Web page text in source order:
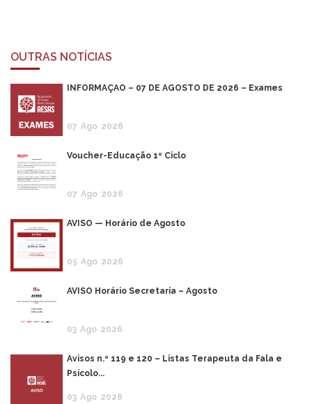
OUTRAS NOTÍCIAS
INFORMAÇÃO – 07 DE AGOSTO DE 2026 – Exames
07 Ago 2026
Voucher-Educação 1º Ciclo
07 Ago 2026
AVISO — Horário de Agosto
05 Ago 2026
AVISO Horário Secretaria – Agosto
03 Ago 2026
Avisos n.º 119 e 120 – Listas Terapeuta da Fala e
Psícolo...
03 Ago 2026